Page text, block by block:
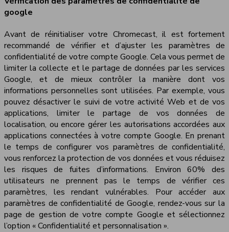
google
Avant de réinitialiser votre Chromecast, il est fortement
recommandé de vérifier et d’ajuster les paramètres de
confidentialité de votre compte Google. Cela vous permet de
limiter la collecte et le partage de données par les services
Google, et de mieux contrôler la manière dont vos
informations personnelles sont utilisées. Par exemple, vous
pouvez désactiver le suivi de votre activité Web et de vos
applications, limiter le partage de vos données de
localisation, ou encore gérer les autorisations accordées aux
applications connectées à votre compte Google. En prenant
le temps de configurer vos paramètres de confidentialité,
vous renforcez la protection de vos données et vous réduisez
les risques de fuites d’informations. Environ 60% des
utilisateurs ne prennent pas le temps de vérifier ces
paramètres, les rendant vulnérables. Pour accéder aux
paramètres de confidentialité de Google, rendez-vous sur la
page de gestion de votre compte Google et sélectionnez
l’option « Confidentialité et personnalisation ».